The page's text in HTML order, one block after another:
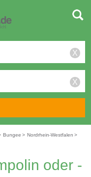
X
X
Bungee > Nordrhein-Westfalen >
oder -